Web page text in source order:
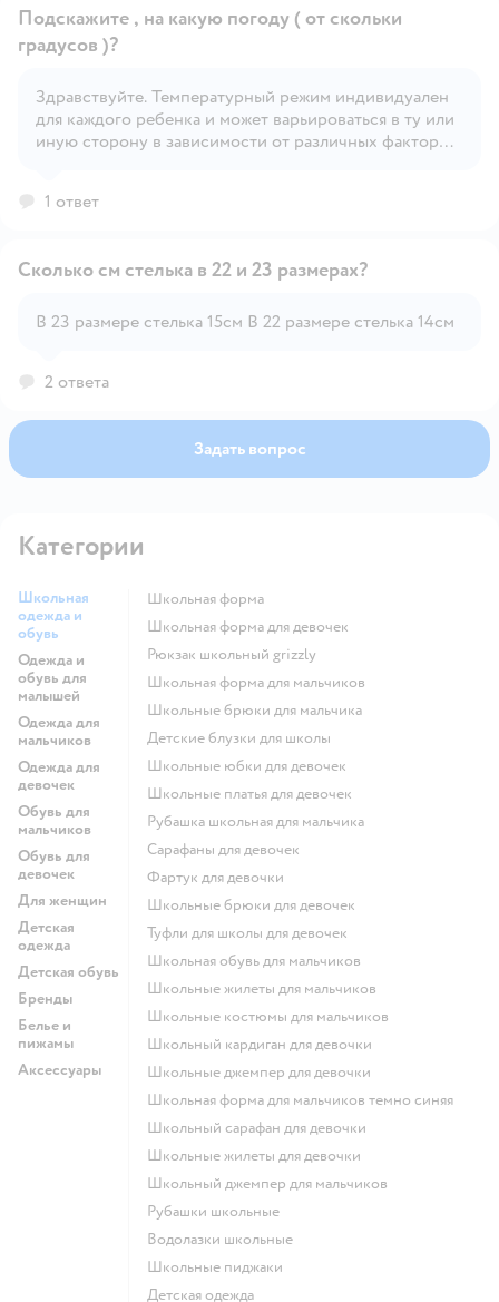
Открыть вопрос
Подскажите , на какую погоду ( от скольки
градусов )?
Здравствуйте. Температурный режим индивидуален
для каждого ребенка и может варьироваться в ту или
иную сторону в зависимости от различных факторов
активность ребенка и т.д.
1 ответ
Открыть вопрос
Сколько см стелька в 22 и 23 размерах?
В 23 размере стелька 15см В 22 размере стелька 14см
2 ответа
Задать вопрос
Категории
Школьная
одежда и
обувь
Одежда и
обувь для
малышей
Одежда для
мальчиков
Одежда для
девочек
Обувь для
мальчиков
Обувь для
девочек
Для женщин
Детская
одежда
Детская обувь
Бренды
Белье и
пижамы
Аксессуары
Школьная форма
Школьная форма для девочек
Рюкзак школьный grizzly
Школьная форма для мальчиков
Школьные брюки для мальчика
Детские блузки для школы
Школьные юбки для девочек
Школьные платья для девочек
Рубашка школьная для мальчика
Сарафаны для девочек
Фартук для девочки
Школьные брюки для девочек
Туфли для школы для девочек
Школьная обувь для мальчиков
Школьные жилеты для мальчиков
Школьные костюмы для мальчиков
Школьный кардиган для девочки
Школьные джемпер для девочки
Школьная форма для мальчиков темно синяя
Школьный сарафан для девочки
Школьные жилеты для девочки
Школьный джемпер для мальчиков
Рубашки школьные
Водолазки школьные
Школьные пиджаки
Детская одежда